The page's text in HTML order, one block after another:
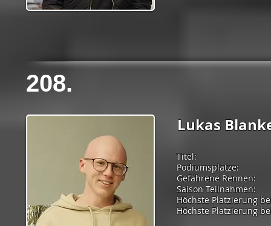
208.
Lukas
Titel:
Podiumsplätze:
Gefahrene Rennen:
Saison Teilnahmen:
Höchste Platzierung
Höchste Platzierung